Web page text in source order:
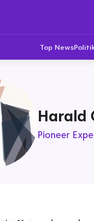
Top News
Harald
Pioneer